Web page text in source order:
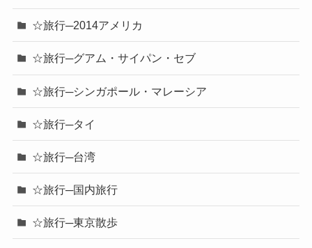
☆旅行─2014アメリカ
☆旅行─グアム・サイパン・セブ
☆旅行─シンガポール・マレーシア
☆旅行─タイ
☆旅行─台湾
☆旅行─国内旅行
☆旅行─東京散歩